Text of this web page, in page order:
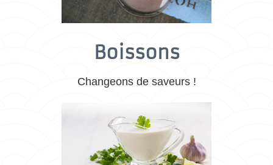
Boissons
Changeons de saveurs !